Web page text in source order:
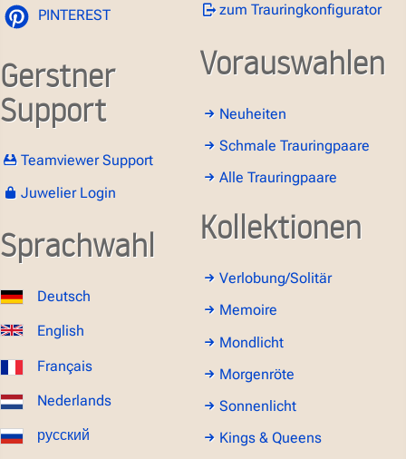
PINTEREST
Gerstner
Support
Teamviewer Support
Juwelier Login
Sprachwahl
Deutsch
English
Français
Nederlands
русский
zum Trauringkonfigurator
Vorauswahlen
Neuheiten
Schmale Trauringpaare
Alle Trauringpaare
Kollektionen
Verlobung/Solitär
Memoire
Mondlicht
Morgenröte
Sonnenlicht
Kings & Queens